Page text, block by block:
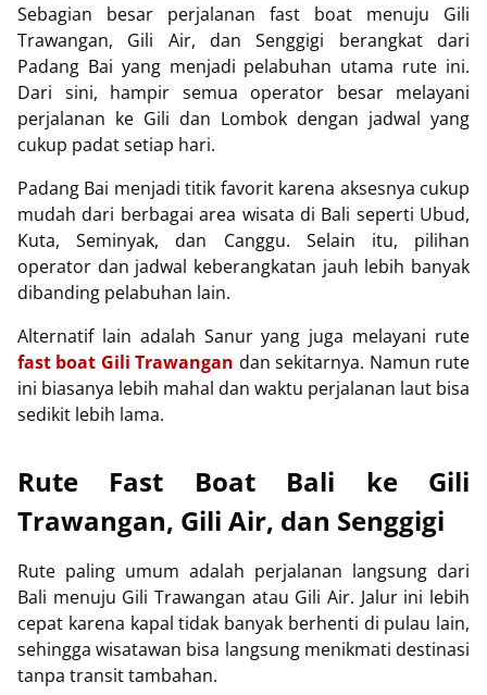
Sebagian besar perjalanan fast boat menuju Gili
Trawangan, Gili Air, dan Senggigi berangkat dari
Padang Bai yang menjadi pelabuhan utama rute ini.
Dari sini, hampir semua operator besar melayani
perjalanan ke Gili dan Lombok dengan jadwal yang
cukup padat setiap hari.
Padang Bai menjadi titik favorit karena aksesnya cukup
mudah dari berbagai area wisata di Bali seperti Ubud,
Kuta, Seminyak, dan Canggu. Selain itu, pilihan
operator dan jadwal keberangkatan jauh lebih banyak
dibanding pelabuhan lain.
Alternatif lain adalah Sanuryang juga melayani rute
fast boat Gili Trawangan dan sekitarnya. Namun rute
ini biasanya lebih mahal dan waktu perjalanan laut bisa
sedikit lebih lama.
Rute Fast Boat Bali ke Gili
Trawangan, Gili Air, dan Senggigi
Rute paling umum adalah perjalanan langsung dari
Bali menuju Gili Trawangan atau Gili Air. Jalur ini lebih
cepat karena kapal tidak banyak berhenti di pulau lain,
sehingga wisatawan bisa langsung menikmati destinasi
tanpa transit tambahan.